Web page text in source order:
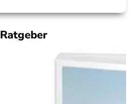
Ratgeber